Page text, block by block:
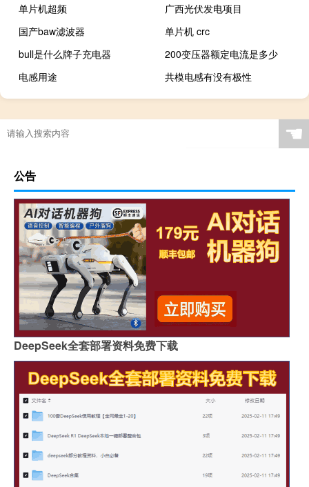
单片机超频
广西光伏发电项目
国产baw滤波器
单片机 crc
bull是什么牌子充电器
200变压器额定电流是多少
电感用途
共模电感有没有极性
☚
公告
DeepSeek全套部署资料免费下载